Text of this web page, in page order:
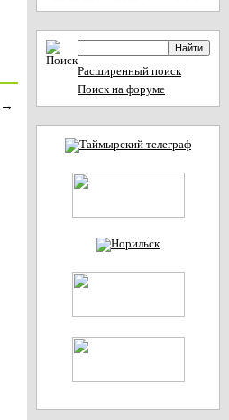
→
Расширенный поиск
Поиск на форуме